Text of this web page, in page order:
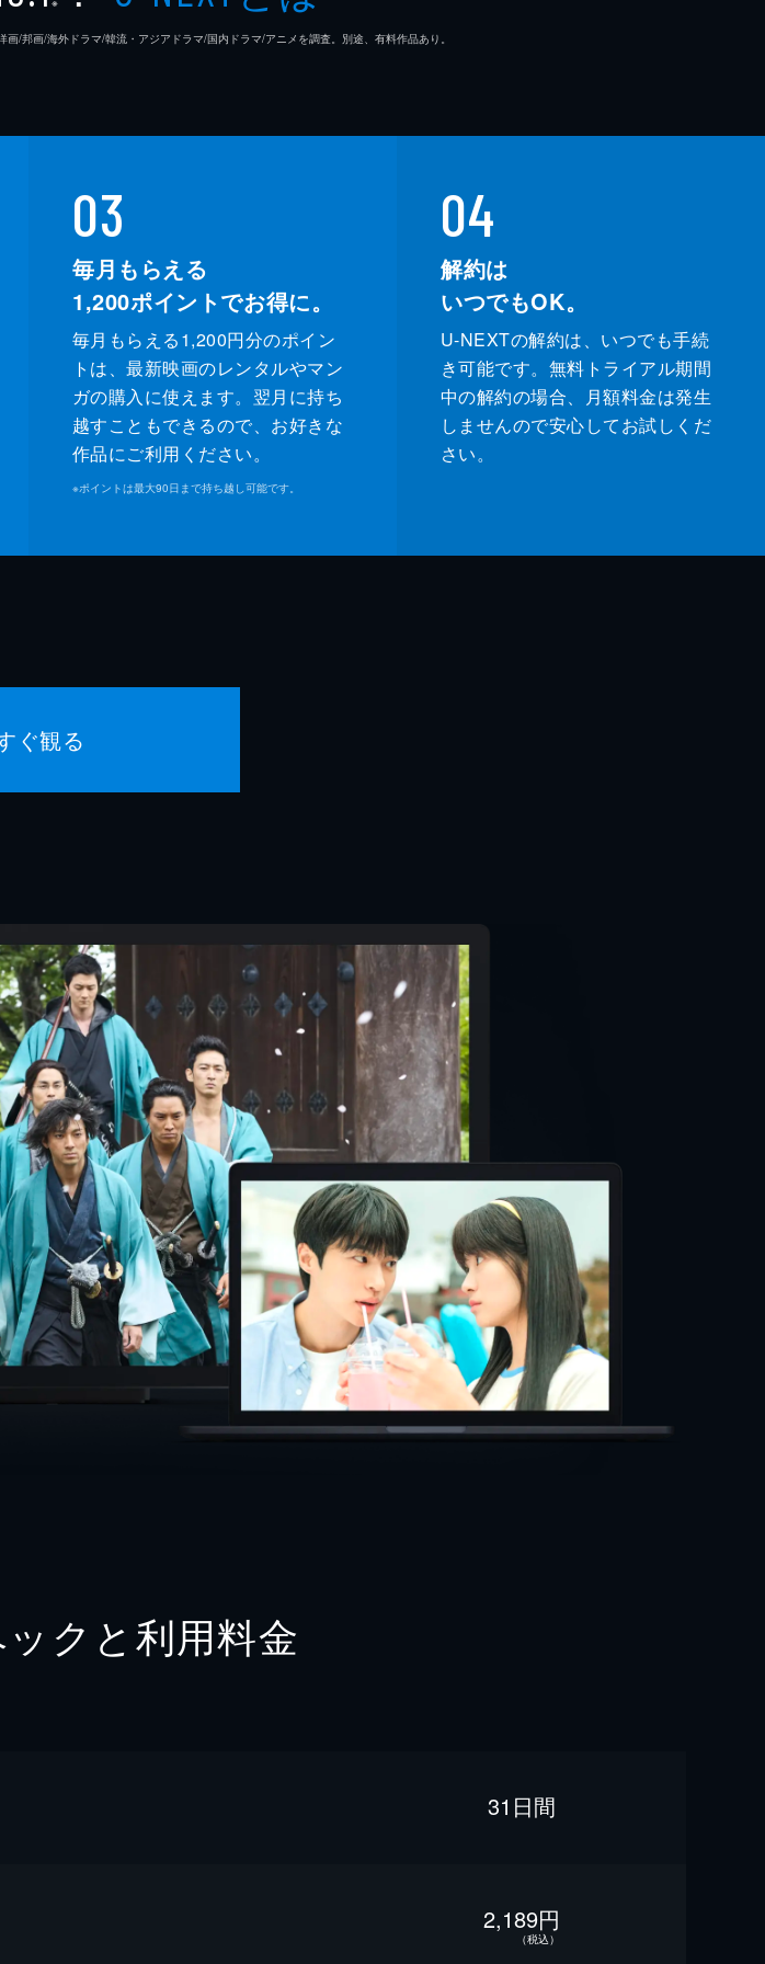
/邦画/海外ドラマ/韓流・アジアドラマ/国内ドラマ/アニメを調査。別途、有料作品あり。
03
毎月もらえる
1,200ポイントでお得に。
毎月もらえる1,200円分のポイン
トは、最新映画のレンタルやマン
ガの購入に使えます。翌月に持ち
越すこともできるので、お好きな
作品にご利用ください。
※ポイントは最大90日まで持ち越し可能です。
04
解約は
いつでもOK。
U-NEXTの解約は、いつでも手続
き可能です。無料トライアル期間
中の解約の場合、月額料金は発生
しませんので安心してお試しくだ
さい。
ぐ観る
クと利用料金
31日間
2,189円
（税込）